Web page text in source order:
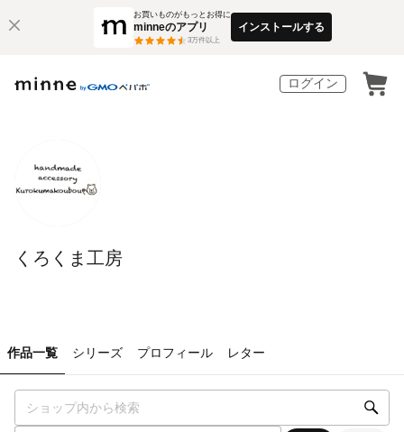
お買いものがもっとお得に
minneのアプリ
3万件以上
インストールする
ログイン
くろくま工房
作品一覧 シリーズ プロフィール レター